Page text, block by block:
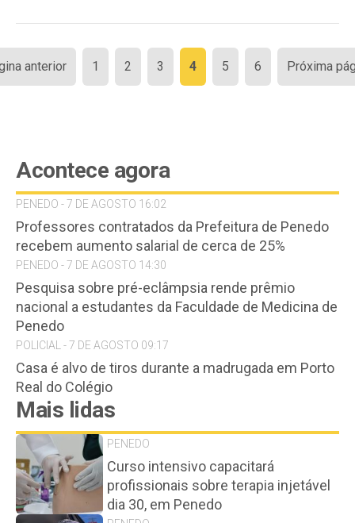
Paginação
de
anterior 1 2 3 4 5 6 Próxima
Acontece agora
PENEDO - 7 DE AGOSTO 16:02
Professores contratados da Prefeitura de Penedo
recebem aumento salarial de cerca de 25%
PENEDO - 7 DE AGOSTO 14:30
Pesquisa sobre pré-eclâmpsia rende prêmio
nacional a estudantes da Faculdade de Medicina de
Penedo
POLICIAL - 7 DE AGOSTO 09:17
Casa é alvo de tiros durante a madrugada em Porto
Real do Colégio
Mais lidas
PENEDO
Curso intensivo capacitará
profissionais sobre terapia injetável
dia 30, em Penedo